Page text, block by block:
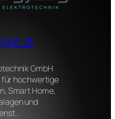
GmbH
für hochwertige
Smart Home,
und